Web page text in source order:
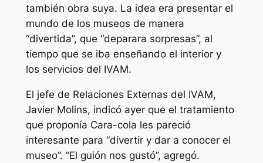
también obra suya. La idea era presentar el
mundo de los museos de manera
“divertida”, que “deparara sorpresas”, al
tiempo que se iba enseñando el interior y
los servicios del IVAM.
El jefe de Relaciones Externas del IVAM,
Javier Molins, indicó ayer que el tratamiento
que proponía Cara-cola les pareció
interesante para “divertir y dar a conocer el
museo”. “El guión nos gustó”, agregó.